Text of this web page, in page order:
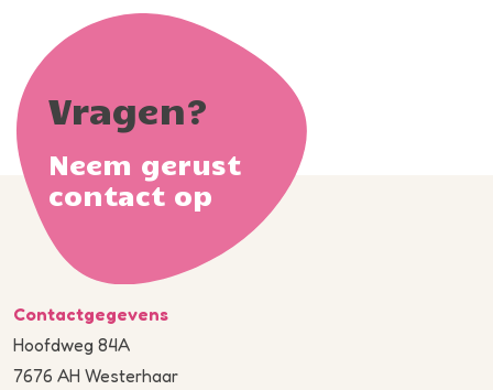
Vragen?
Neem gerust
contact op
Contactgegevens
Hoofdweg 84A
7676 AH Westerhaar